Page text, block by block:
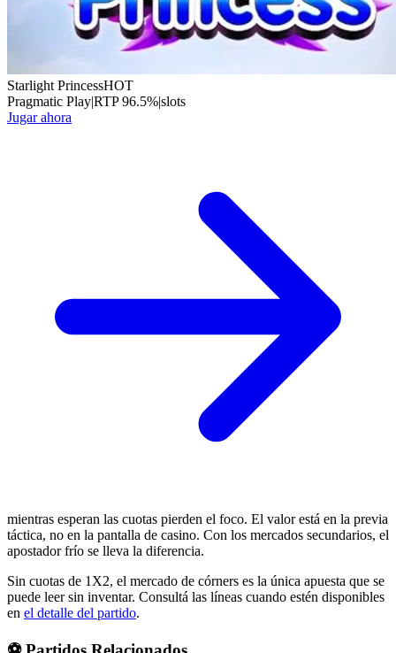
Starlight PrincessHOT
Pragmatic Play|RTP96.5%|slots
Jugar ahora
mientras esperan las cuotas pierden el foco. El valor está en la previa
táctica, no en la pantalla de casino. Con los mercados secundarios, el
apostador frío se lleva la diferencia.
Sin cuotas de 1X2, el mercado de córners es la única apuesta que se
puede leer sin inventar. Consultá las líneas cuando estén disponibles
en el detalle del partido.